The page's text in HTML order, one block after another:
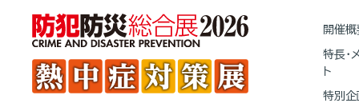
開催概
特長・
ト
特別企